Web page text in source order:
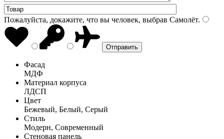
Пожалуйста, докажите, что вы человек, выбрав Самолёт.
Фасад
МДФ
Материал корпуса
ЛДСП
Цвет
Бежевый, Белый, Серый
Стиль
Модерн, Современный
Стеновая панель